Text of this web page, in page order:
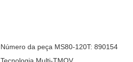
Número da peça MS80-120T: 890154
Tecnologia Multi-TMOV